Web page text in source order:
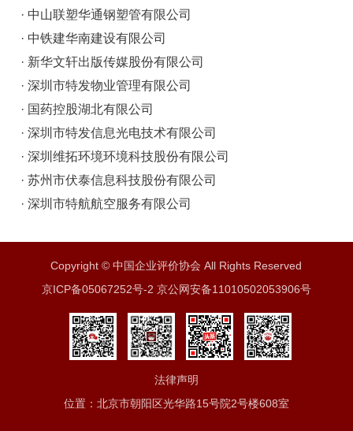
· 中山联塑华通钢塑管有限公司
· 中铁建华南建设有限公司
· 新华文轩出版传媒股份有限公司
· 深圳市特发物业管理有限公司
· 国药控股湖北有限公司
· 深圳市特发信息光电技术有限公司
· 深圳维拓环境环境科技股份有限公司
· 苏州市伏泰信息科技股份有限公司
· 深圳市特航航空服务有限公司
Copyright © 中国企业评价协会 All Rights Reserved
京ICP备05067252号-2 京公网安备11010502053906号
法律声明
位置：北京市朝阳区光华路15号院2号楼608室